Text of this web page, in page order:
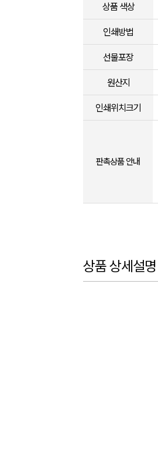
상품 색상
인쇄방법
선물포장
원산지
인쇄위치크기
판촉상품 안내
상품 상세설명